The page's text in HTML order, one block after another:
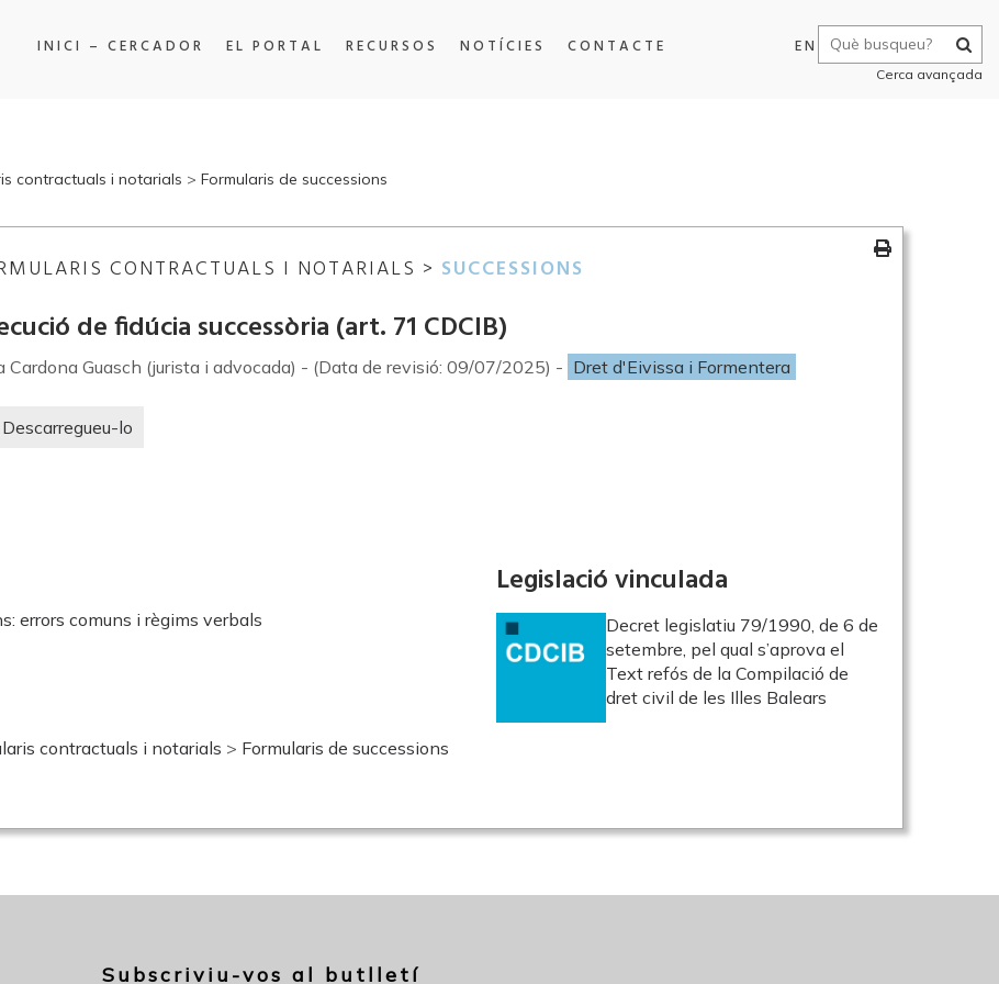
INICI – CERCADOR EL PORTAL RECURSOS NOTÍCIES CONTACTE EN
Cerca avançada
contractuals i notarials > Formularis de successions
CONTRACTUALS I NOTARIALS > SUCCESSIONS
de fidúcia successòria (art. 71 CDCIB)
Cardona Guasch (jurista i advocada) - (Data de revisió: 09/07/2025) - Dret d'Eivissa i Formentera
Descarregueu-lo
errors comuns i règims verbals
contractuals i notarials > Formularis de successions
Legislació vinculada
Decret legislatiu 79/1990, de 6 de
setembre, pel qual s’aprova el
Text refós de la Compilació de
dret civil de les Illes Balears
Subscriviu-vos al butlletí